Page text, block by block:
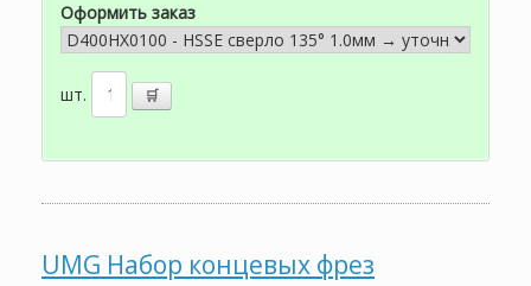
Оформить заказ
шт.
UMG Набор концевых фрез